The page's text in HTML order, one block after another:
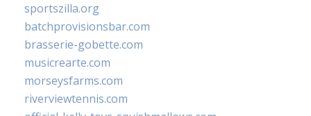
sportszilla.org
batchprovisionsbar.com
brasserie-gobette.com
musicrearte.com
morseysfarms.com
riverviewtennis.com